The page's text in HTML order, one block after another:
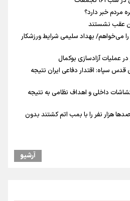
مردم خبر دارد؟
عقب نشستند
می‌خواهم/ بهداد سلیمی شرایط ورزشکار
عملیات آزادسازی بوکمال
قدس سپاه: اقتدار دفاعی ایران نتیجه
داخلی و اهداف نظامی به نتیجه
هزار نفر را با بمب اتم کشتند بدون
سیستم ناوبری امن هستیم
آرشیو